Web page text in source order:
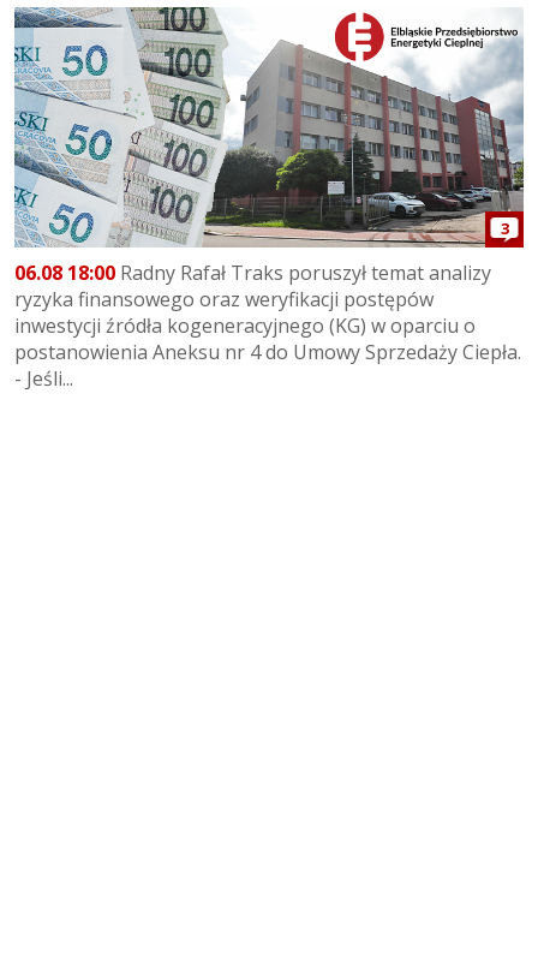
3
06.08 18:00 Radny Rafał Traks poruszył temat analizy
ryzyka finansowego oraz weryfikacji postępów
inwestycji źródła kogeneracyjnego (KG) w oparciu o
postanowienia Aneksu nr 4 do Umowy Sprzedaży Ciepła.
- Jeśli...